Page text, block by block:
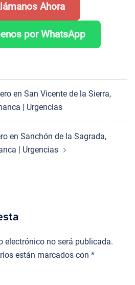
Ahora
por WhatsApp
en San Vicente de la Sierra,
| Urgencias
en Sanchón de la Sagrada,
| Urgencias
electrónico no será publicada.
están marcados con *